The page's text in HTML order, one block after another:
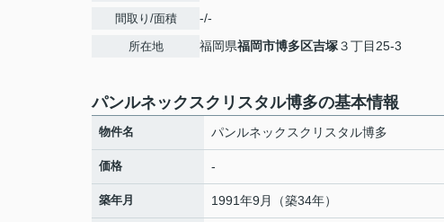
間取り/面積 -/-
所在地 福岡県福岡市博多区吉塚３丁目25-3
パンルネックスクリスタル博多の基本情報
物件名 パンルネックスクリスタル博多
価格 -
築年月 1991年9月（築34年）